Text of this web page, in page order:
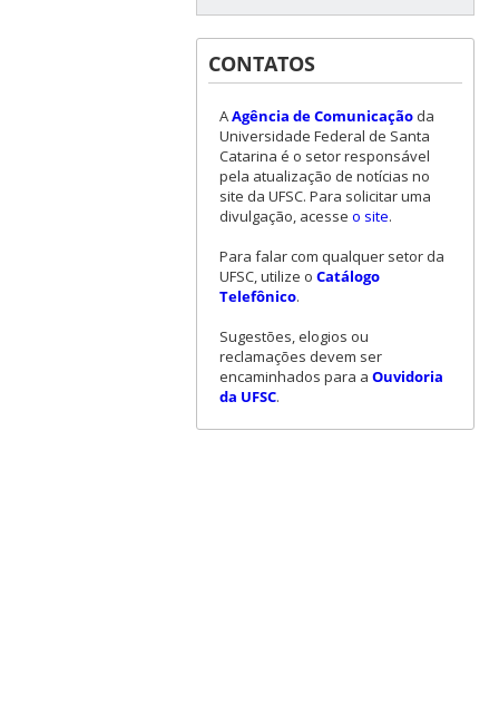
CONTATOS
AAgência de Comunicaçãoda
Universidade Federal de Santa
Catarina é o setor responsável
pela atualização de notícias no
site da UFSC. Para solicitar uma
divulgação, acesse o site.
Para falar com qualquer setor da
UFSC, utilize o Catálogo
Telefônico.
Sugestões, elogios ou
reclamações devem ser
encaminhados para a Ouvidoria
da UFSC.